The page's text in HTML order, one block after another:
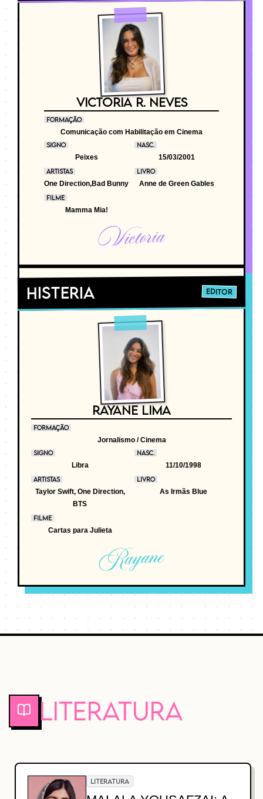
VICTORIA R. NEVES
FORMAÇÃO
Comunicação com Habilitação em Cinema
SIGNO
Peixes
NASC.
15/03/2001
ARTISTAS
One Direction,Bad Bunny
LIVRO
Anne de Green Gables
FILME
Mamma Mia!
Victoria
Histeria EDITOR
RAYANE LIMA
FORMAÇÃO
Jornalismo / Cinema
SIGNO
Libra
NASC.
11/10/1998
ARTISTAS
Taylor Swift, One Direction,
BTS
LIVRO
As Irmãs Blue
FILME
Cartas para Julieta
Rayane
Literatura
LITERATURA